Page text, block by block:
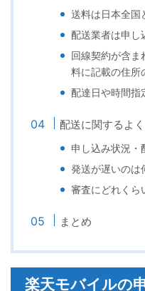
送料は日本全国
配送業者は申し
回線契約が含ま
料に記載の住所
配達日や時間指
配送に関するよ
申し込み状況・
発送が遅いのは
審査にどれくら
まとめ
楽天モバイルの